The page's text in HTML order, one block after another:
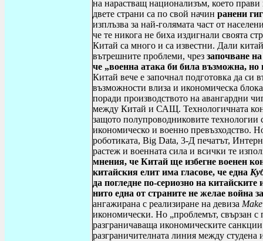
на нарастващ национализъм, което
двете страни са по свой начин ранени
изплъзва за най-голямата част от
че те никога не биха издигнали своята
Китай са много и са известни. Дали
вътрешните проблеми, чрез започване
че „военна атака би била възможна, но
Китай вече е започнал подготовка да си
възможности влиза и икономическа
поради производството на авангардни
между Китай и САЩ. Технологичната
защото полупроводниковите технологии
икономическо и военно превъзходство.
роботиката, Big Data, 3-Д печатът,
растеж и военната сила и всички те
мнения, че Китай ще избегне военен
китайския елит има гласове, че една
да погледне по-сериозно на китайските
нито една от страните не желае война
ангажирана с реализиране на девиза
икономически. Но „проблемът, свързан с
разграничаваща икономическите
разграничителната линия между студена